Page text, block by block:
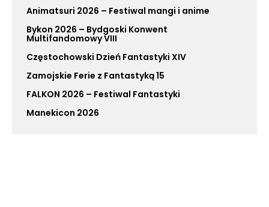
Animatsuri 2026 – Festiwal mangi i anime
Bykon 2026 – Bydgoski Konwent
Multifandomowy VIII
Częstochowski Dzień Fantastyki XIV
Zamojskie Ferie z Fantastyką 15
FALKON 2026 – Festiwal Fantastyki
Manekicon 2026